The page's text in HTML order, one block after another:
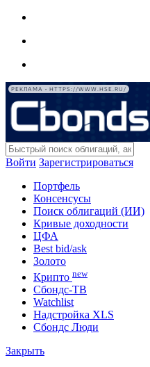
РЕКЛАМА • HTTPS://WWW.HSE.RU/
Войти Зарегистрироваться
Портфель
Консенсусы
Поиск облигаций (ИИ)
Кривые доходности
ЦФА
Best bid/ask
Золото
Крипто new
Сбондс-ТВ
Watchlist
Надстройка XLS
Сбондс Люди
Закрыть